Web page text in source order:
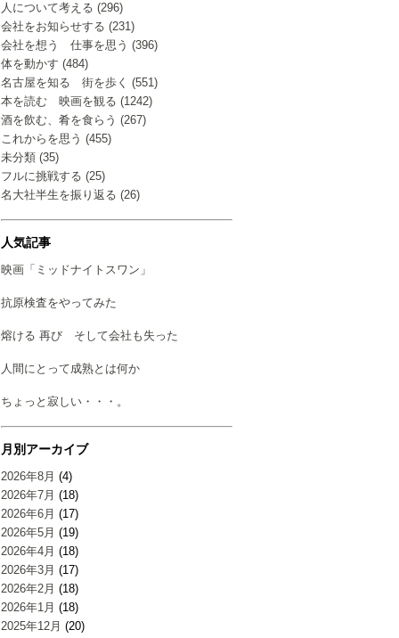
人について考える (296)
会社をお知らせする (231)
会社を想う 仕事を思う (396)
体を動かす (484)
名古屋を知る 街を歩く (551)
本を読む 映画を観る (1242)
酒を飲む、肴を食らう (267)
これからを思う (455)
未分類 (35)
フルに挑戦する (25)
名大社半生を振り返る (26)
人気記事
映画「ミッドナイトスワン」
抗原検査をやってみた
熔ける 再び そして会社も失った
人間にとって成熟とは何か
ちょっと寂しい・・・。
月別アーカイブ
2026年8月 (4)
2026年7月 (18)
2026年6月 (17)
2026年5月 (19)
2026年4月 (18)
2026年3月 (17)
2026年2月 (18)
2026年1月 (18)
2025年12月 (20)